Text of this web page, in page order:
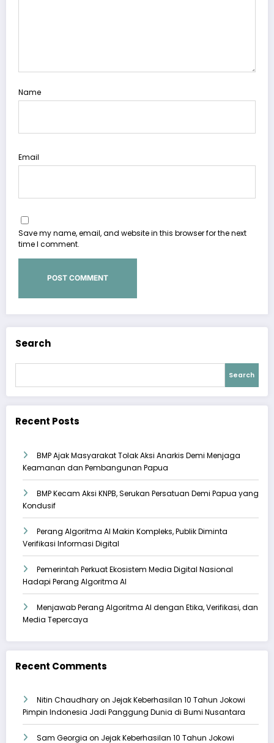
Name
Email
Save my name, email, and website in this browser for the next
time I comment.
Search
Search
Recent Posts
BMP Ajak Masyarakat Tolak Aksi Anarkis Demi Menjaga
Keamanan dan Pembangunan Papua
BMP Kecam Aksi KNPB, Serukan Persatuan Demi Papua yang
Kondusif
Perang Algoritma AI Makin Kompleks, Publik Diminta
Verifikasi Informasi Digital
Pemerintah Perkuat Ekosistem Media Digital Nasional
Hadapi Perang Algoritma AI
Menjawab Perang Algoritma AI dengan Etika, Verifikasi, dan
Media Tepercaya
Recent Comments
Nitin Chaudharyon Jejak Keberhasilan 10 Tahun Jokowi
Pimpin Indonesia Jadi Panggung Dunia di Bumi Nusantara
Sam Georgia on Jejak Keberhasilan 10 Tahun Jokowi